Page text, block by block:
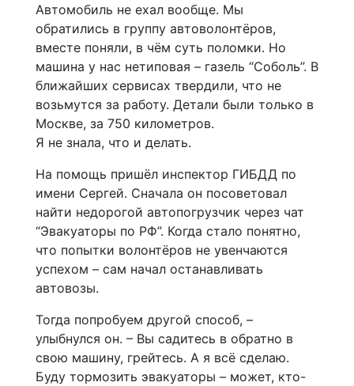
Автомобиль не ехал вообще. Мы
обратились в группу автоволонтёров,
вместе поняли, в чём суть поломки. Но
машина у нас нетиповая – газель “Соболь”. В
ближайших сервисах твердили, что не
возьмутся за работу. Детали были только в
Москве, за 750 километров.
Я не знала, что и делать.
На помощь пришёл инспектор ГИБДД по
имени Сергей. Сначала он посоветовал
найти недорогой автопогрузчик через чат
“Эвакуаторы по РФ”. Когда стало понятно,
что попытки волонтёров не увенчаются
успехом – сам начал останавливать
автовозы.
Тогда попробуем другой способ, –
улыбнулся он. – Вы садитесь в обратно в
свою машину, грейтесь. А я всё сделаю.
Буду тормозить эвакуаторы – может, кто-